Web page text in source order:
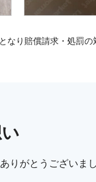
り賠償請求・処罰の
りがとうございまし